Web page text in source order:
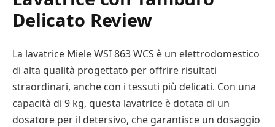
Delicato Review
La lavatrice Miele WSI 863 WCS è un elettrodomestico
di alta qualità progettato per offrire risultati
straordinari, anche con i tessuti più delicati. Con una
capacità di 9 kg, questa lavatrice è dotata di un
dosatore per il detersivo, che garantisce un dosaggio